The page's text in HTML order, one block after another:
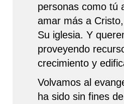
personas como tú
amar más a
Su iglesia. Y
proveyendo
crecimiento y
Volvamos al
ha sido sin fines